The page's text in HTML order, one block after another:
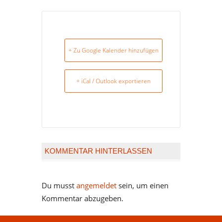
+ Zu Google Kalender hinzufügen
+ iCal / Outlook exportieren
KOMMENTAR HINTERLASSEN
Du musst angemeldet sein, um einen
Kommentar abzugeben.